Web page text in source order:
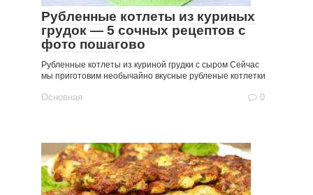
Рубленные котлеты из куриных
грудок — 5 сочных рецептов с
фото пошагово
Рубленные котлеты из куриной грудки с сыром Сейчас
мы приготовим необычайно вкусные рубленые котлетки
Основная 0